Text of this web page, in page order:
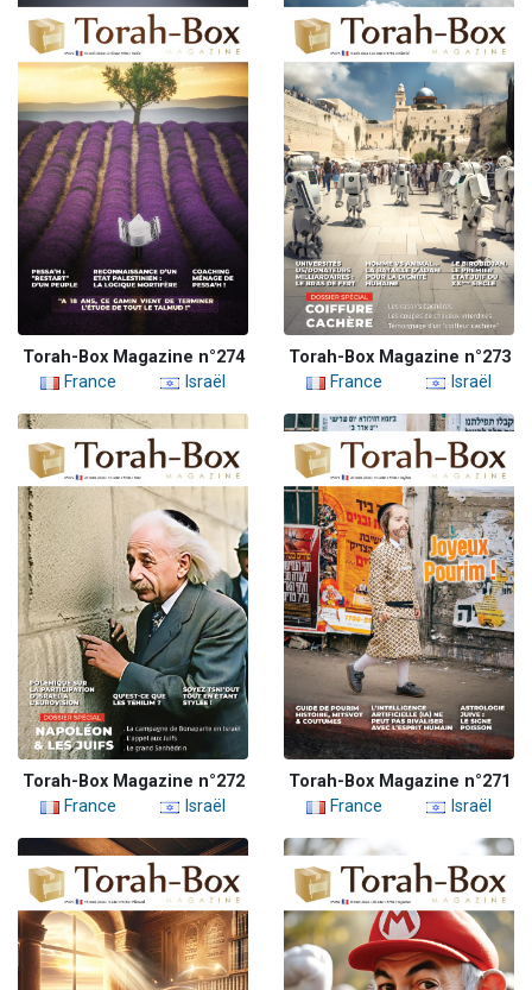
Torah-Box Magazine n°274
France
Israël
Torah-Box Magazine n°273
France
Israël
Torah-Box Magazine n°272
France
Israël
Torah-Box Magazine n°271
France
Israël